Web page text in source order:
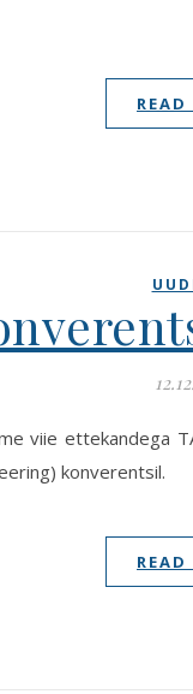
READ
viie ettekandega
konverentsil.
READ